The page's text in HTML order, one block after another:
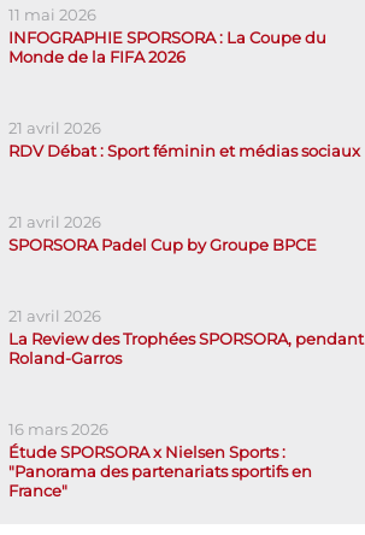
11 mai 2026
INFOGRAPHIE SPORSORA : La Coupe du
Monde de la FIFA 2026
21 avril 2026
RDV Débat : Sport féminin et médias sociaux
21 avril 2026
SPORSORA Padel Cup by Groupe BPCE
21 avril 2026
La Review des Trophées SPORSORA, pendant
Roland-Garros
16 mars 2026
Étude SPORSORA x Nielsen Sports :
"Panorama des partenariats sportifs en
France"